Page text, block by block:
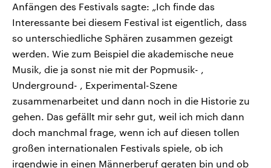
Anfängen des Festivals sagte: „Ich finde das
Interessante bei diesem Festival ist eigentlich, dass
so unterschiedliche Sphären zusammen gezeigt
werden. Wie zum Beispiel die akademische neue
Musik, die ja sonst nie mit der Popmusik- ,
Underground- , Experimental-Szene
zusammenarbeitet und dann noch in die Historie zu
gehen. Das gefällt mir sehr gut, weil ich mich dann
doch manchmal frage, wenn ich auf diesen tollen
großen internationalen Festivals spiele, ob ich
irgendwie in einen Männerberuf geraten bin und ob